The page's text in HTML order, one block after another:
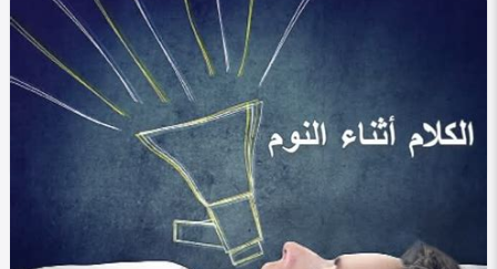
الذكاء الاصطناعي في الطب: تشخيص أسرع وأكثر دقة
menerva melad
0